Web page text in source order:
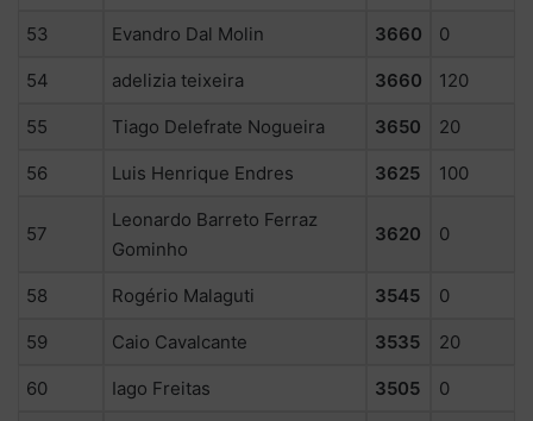
53 Evandro Dal Molin 3660 0
54 adelizia teixeira 3660 120
55 Tiago Delefrate Nogueira 3650 20
56 Luis Henrique Endres 3625 100
57
Leonardo Barreto Ferraz
Gominho
3620 0
58 Rogério Malaguti 3545 0
59 Caio Cavalcante 3535 20
60 Iago Freitas 3505 0